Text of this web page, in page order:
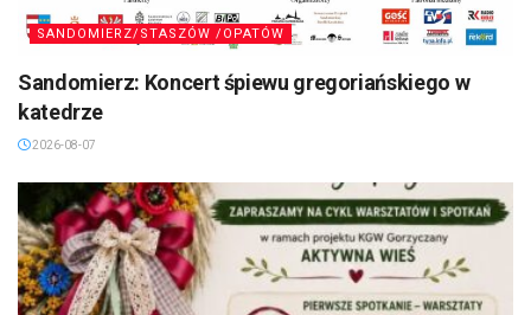
SANDOMIERZ/STASZÓW /OPATÓW
Sandomierz: Koncert śpiewu gregoriańskiego w
katedrze
2026-08-07